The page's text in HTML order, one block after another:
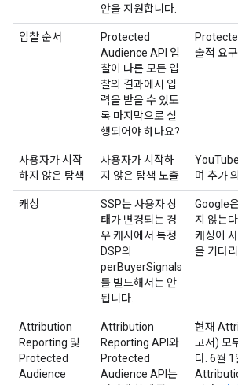
안을 지원합니다.
입찰 순서
Protected
Audience API 입
찰이 다른 모든 입
찰의 결과에서 입
력을 받을 수 있도
록 마지막으로 실
행되어야 하나요?
술적 요
사용자가 시작
하지 않은 탐색
사용자가 시작하
지 않은 탐색 노출
며 추가
캐싱
SSP는 사용자 상
태가 변경되는 경
우 캐시에서 특정
DSP의
perBuyerSignals
를 빌드해서는 안
됩니다.
Google
지 않는
캐싱이
을 기다
Attribution
Reporting 및
Protected
Audience
Attribution
Reporting API와
Protected
Audience API는
현재
고서) 모
다. 6월